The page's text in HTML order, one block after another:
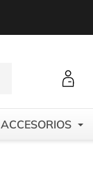
ACCESORIOS